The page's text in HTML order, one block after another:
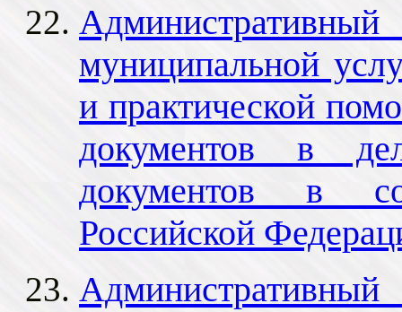
Административный
муниципальной
и практической
документов в
документов в
Российской
Административный